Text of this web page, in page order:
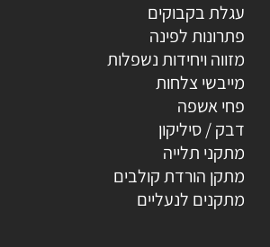
עגלת בקבוקים
פתרונות לפינה
מזווה ויחידות נשפלות
מייבשי צלחות
פחי אשפה
דבק / סיליקון
מתקני תלייה
מתקן הורדת קולבים
מתקנים לנעליים